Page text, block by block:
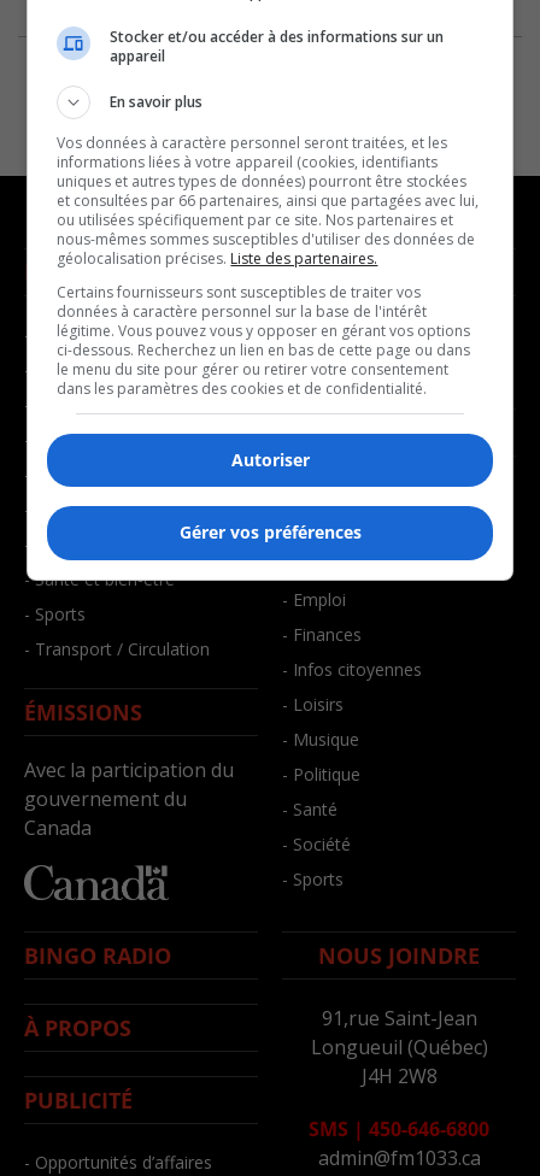
NOUVELLES
- Affaires municipales
- Communauté / Social
- Culture
- Économie
- Éducation
- Environnement
- Faits divers
- Santé et bien-être
- Sports
- Transport / Circulation
ÉMISSIONS
Avec la participation du
gouvernement du
Canada
MUSIQUE
- Décompte franco
- Joué récemment
BALADOS
- Art de vivre
- Bien-être
- Emploi
- Finances
- Infos citoyennes
- Loisirs
- Musique
- Politique
- Santé
- Société
- Sports
BINGO RADIO
À PROPOS
PUBLICITÉ
- Opportunités d’affaires
NOUS JOINDRE
91,rue Saint-Jean
Longueuil (Québec)
J4H 2W8
SMS | 450-646-6800
admin@fm1033.ca
Stocker et/ou accéder à des informations sur un
appareil
En savoir plus
Vos données à caractère personnel seront traitées, et les
informations liées à votre appareil (cookies, identifiants
uniques et autres types de données) pourront être stockées
et consultées par 66 partenaires, ainsi que partagées avec lui,
ou utilisées spécifiquement par ce site. Nos partenaires et
nous-mêmes sommes susceptibles d'utiliser des données de
géolocalisation précises. Liste des partenaires.
Certains fournisseurs sont susceptibles de traiter vos
données à caractère personnel sur la base de l'intérêt
légitime. Vous pouvez vous y opposer en gérant vos options
ci-dessous. Recherchez un lien en bas de cette page ou dans
le menu du site pour gérer ou retirer votre consentement
dans les paramètres des cookies et de confidentialité.
Autoriser
Gérer vos préférences